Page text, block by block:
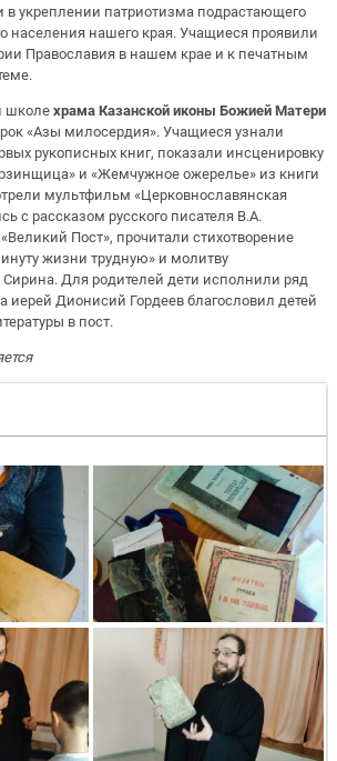
в укреплении патриотизма подрастающего
населения нашего края. Учащиеся проявили
Православия в нашем крае и к печатным
школе храма Казанской иконы Божией Матери
«Азы милосердия». Учащиеся узнали
рукописных книг, показали инсценировку
и «Жемчужное ожерелье» из книги
мультфильм «Церковнославянская
с рассказом русского писателя В.А.
Пост», прочитали стихотворение
жизни трудную» и молитву
Для родителей дети исполнили ряд
иерей Дионисий Гордеев благословил детей
в пост.